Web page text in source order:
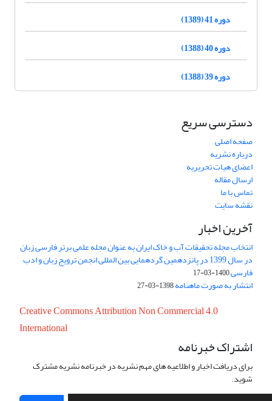
دوره 41 (1389)
دوره 40 (1388)
دوره 39 (1388)
دسترسی سریع
صفحه اصلی
درباره نشریه
اعضای هیات تحریریه
ارسال مقاله
تماس با ما
نقشه سایت
آخرین اخبار
انتخاب مجله تحقیقات آب و خاک ایران به عنوان مجله علمی برتر فارسی زبان
در سال 1399 در پانزدهمین گردهمایی بین المللی انجمن ترویج زبان و ادب
فارسی1400-03-17
انتشار به صورت ماهنامه1398-03-27
Creative Commons Attribution Non Commercial 4.0
International
اشتراک خبرنامه
برای دریافت اخبار و اطلاعیه های مهم نشریه در خبرنامه نشریه مشترک
شوید.